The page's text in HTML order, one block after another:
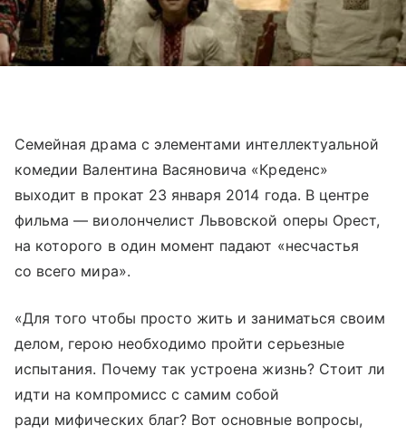
Семейная драма с элементами интеллектуальной
комедии Валентина Васяновича «Креденс»
выходит в прокат 23 января 2014 года. В центре
фильма — виолончелист Львовской оперы Орест,
на которого в один момент падают «несчастья
со всего мира».
«Для того чтобы просто жить и заниматься своим
делом, герою необходимо пройти серьезные
испытания. Почему так устроена жизнь? Стоит ли
идти на компромисс с самим собой
ради мифических благ? Вот основные вопросы,